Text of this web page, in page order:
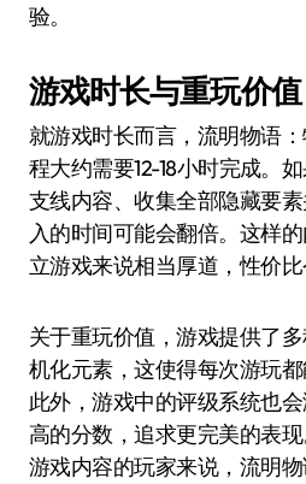
验。
游戏时长与重玩价值
就游戏时长而言，流明物语
程大约需要12-18小时完成。
支线内容、收集全部隐藏要
入的时间可能会翻倍。这样
立游戏来说相当厚道，性价比
关于重玩价值，游戏提供了
机化元素，这使得每次游玩都
此外，游戏中的评级系统也
高的分数，追求更完美的表
游戏内容的玩家来说，流明